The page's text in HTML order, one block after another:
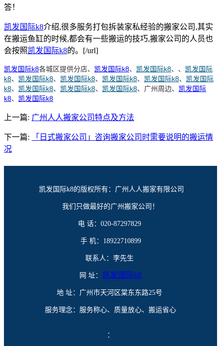
答！
凯发国际k8介绍,很多服务打包拆装家私经验的搬家公司,其实
在搬运鱼缸的时候,都会有一些搬运的技巧,搬家公司的人员也
会按照凯发国际k8的。[/url]
凯发国际k8各城区提供分店、 凯发国际k8、 凯发国际k8、 、 凯发国际
k8、 凯发国际k8、 凯发国际k8、 凯发国际k8、 凯发国际k8、 凯发国际
k8、 凯发国际k8、 凯发国际k8、 凯发国际k8、广州周边、 凯发国际
k8、 凯发国际k8
上一篇: 广州人人搬家公司特点及方法
下一篇:
「日式搬家公司」咨询搬家公司时需要说明的搬运情
况
凯发国际k8的版权所有：广州人人搬家有限公司
我们只做最好的广州搬家公司！
电 话：020-87297829
手 机：18922710899
联系人：李先生
网 址： 凯发国际k8
地 址：广州市天河区棠东东路25号
服务理念：服务称心、质量放心、搬运省心
：